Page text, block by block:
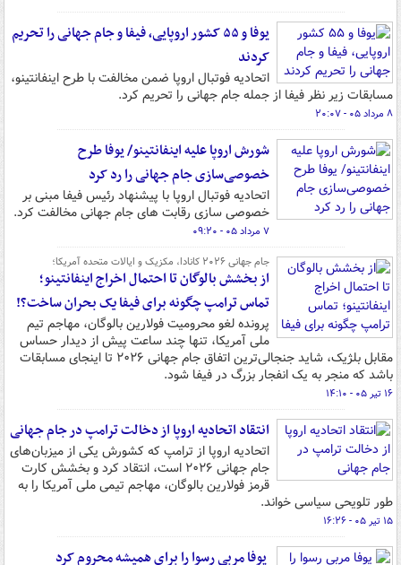
یوفا و ۵۵ کشور اروپایی، فیفا و جام جهانی را تحریم
کردند
اتحادیه فوتبال اروپا ضمن مخالفت با طرح اینفانتینو،
مسابقات زیر نظر فیفا از جمله جام جهانی را تحریم کرد.
۸ مرداد ۰۵ - ۲۰:۰۷
شورش اروپا علیه اینفانتینو/ یوفا طرح
خصوصی‌سازی جام جهانی را رد کرد
اتحادیه فوتبال اروپا با پیشنهاد رئیس فیفا مبنی بر
خصوصی سازی رقابت های جام جهانی مخالفت کرد.
۷ مرداد ۰۵ - ۰۹:۲۰
جام جهانی ۲۰۲۶ کانادا، مکزیک و ایالات متحده آمریکا؛
از بخشش بالوگان تا احتمال اخراج اینفانتینو؛
تماس ترامپ چگونه برای فیفا یک بحران ساخت؟!
پرونده لغو محرومیت فولارین بالوگان، مهاجم تیم
ملی آمریکا، تنها چند ساعت پیش از دیدار حساس
مقابل بلژیک، شاید جنجالی‌ترین اتفاق جام جهانی ۲۰۲۶ تا اینجای مسابقات
باشد که منجر به یک انفجار بزرگ در فیفا شود.
۱۶ تیر ۰۵ - ۱۴:۱۰
انتقاد اتحادیه اروپا از دخالت ترامپ در جام جهانی
اتحادیه اروپا از ترامپ که کشورش یکی از میزبان‌های
جام جهانی ۲۰۲۶ است، انتقاد کرد و بخشش کارت
قرمز فولارین بالوگان، مهاجم تیمی ملی آمریکا را به
طور تلویحی سیاسی خواند.
۱۵ تیر ۰۵ - ۱۶:۲۶
یوفا مربی رسوا را برای همیشه محروم کرد